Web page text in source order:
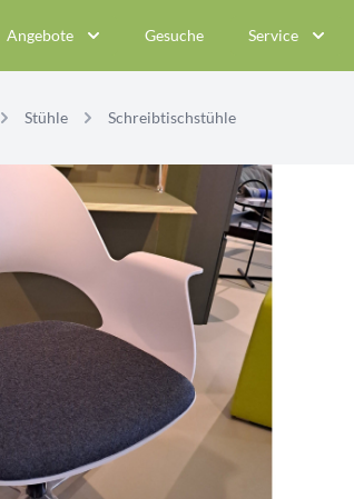
Angebote Gesuche Service
Stühle Schreibtischstühle